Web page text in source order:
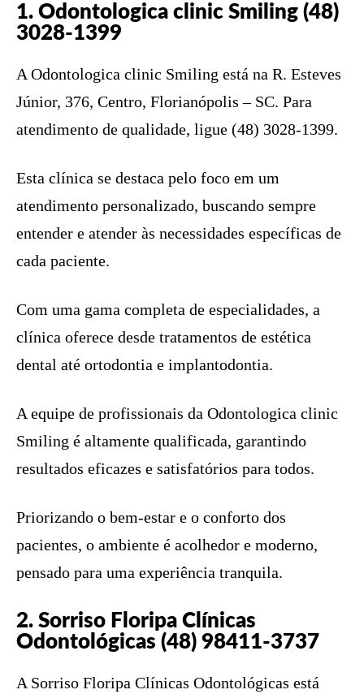
1. Odontologica clinic Smiling (48)
3028-1399
A Odontologica clinic Smiling está na R. Esteves
Júnior, 376, Centro, Florianópolis – SC. Para
atendimento de qualidade, ligue (48) 3028-1399.
Esta clínica se destaca pelo foco em um
atendimento personalizado, buscando sempre
entender e atender às necessidades específicas de
cada paciente.
Com uma gama completa de especialidades, a
clínica oferece desde tratamentos de estética
dental até ortodontia e implantodontia.
A equipe de profissionais da Odontologica clinic
Smiling é altamente qualificada, garantindo
resultados eficazes e satisfatórios para todos.
Priorizando o bem-estar e o conforto dos
pacientes, o ambiente é acolhedor e moderno,
pensado para uma experiência tranquila.
2. Sorriso Floripa Clínicas
Odontológicas (48) 98411-3737
A Sorriso Floripa Clínicas Odontológicas está